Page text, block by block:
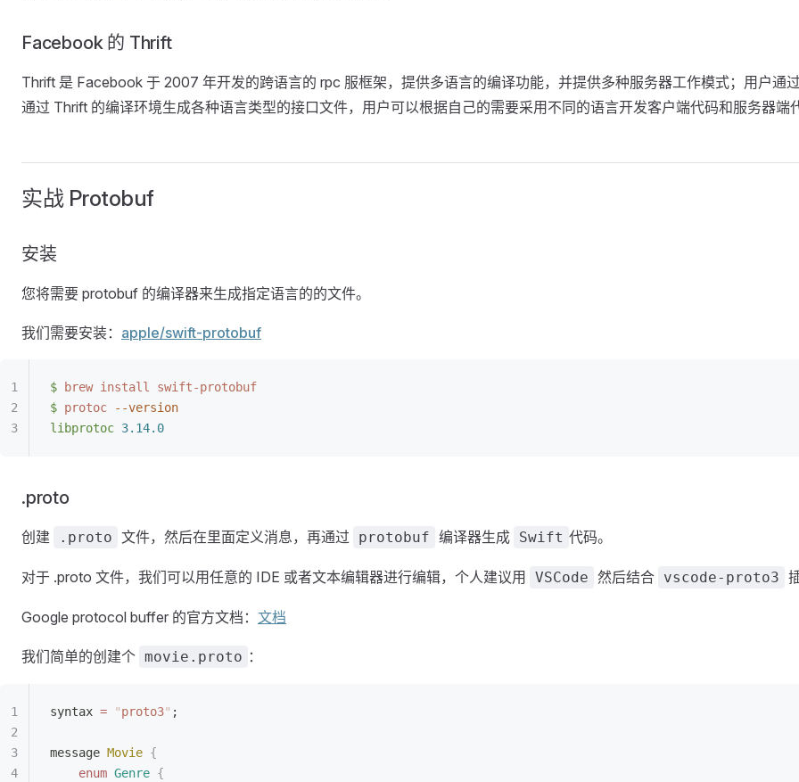
Facebook 的 Thrift
Thrift 是 Facebook 于 2007 年开发的跨语言的 rpc 服框架，提供多语言的编译功能，并提供多种服务器工作模式；用户通
通过 Thrift 的编译环境生成各种语言类型的接口文件，用户可以根据自己的需要采用不同的语言开发客户端代码和服务器端
实战 Protobuf
安装
您将需要 protobuf 的编译器来生成指定语言的的文件。
我们需要安装： apple/swift-protobuf
$ brew install
swift-protobuf
$ protoc --version
libprotoc 3.14.0
.proto
创建 .proto 文件，然后在里面定义消息，再通过 protobuf 编译器生成 Swift 代码。
对于 .proto 文件，我们可以用任意的 IDE 或者文本编辑器进行编辑，个人建议用 VSCode 然后结合 vscode-proto3
Google protocol buffer 的官方文档： 文档
我们简单的创建个 movie.proto ：
syntax = "proto3" ;
message Movie {
    enum
Genre {